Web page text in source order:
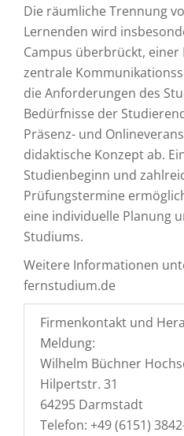
Die räumliche Trennung
Lernenden wird
Campus überbrückt, einer
zentrale
die Anforderungen des
Bedürfnisse der
Präsenz- und
didaktische Konzept ab.
Studienbeginn und
Prüfungstermine
eine individuelle Planung
Studiums.
Weitere Informationen
fernstudium.de
Firmenkontakt und
Meldung:
Wilhelm Büchner
Hilpertstr. 31
64295 Darmstadt
Telefon: +49 (6151)